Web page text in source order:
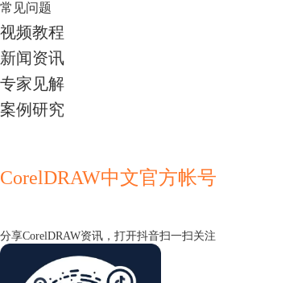
常见问题
视频教程
新闻资讯
专家见解
案例研究
CorelDRAW中文官方帐号
分享CorelDRAW资讯，打开抖音扫一扫关注